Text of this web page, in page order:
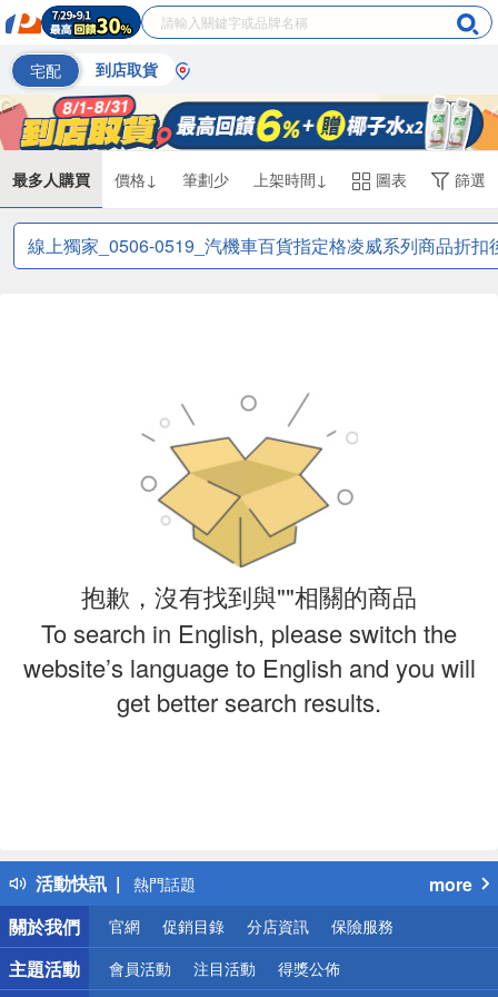
宅配 到店取貨
最多人購買 價格↓ 筆劃少 上架時間↓ 圖表 篩選
線上獨家_0506-0519_汽機車百貨指定格凌威系列商品折
抱歉，沒有找到與""相關的商品
To search in English, please switch the
website’s language to English and you will
get better search results.
活動快訊
得獎公告
熱門話題
銀行優惠
偏遠地區配送
詐騙網頁！請小心！
more
關於我們
官網 促銷目錄 分店資訊 保險服務
主題活動 會員活動 注目活動 得獎公佈